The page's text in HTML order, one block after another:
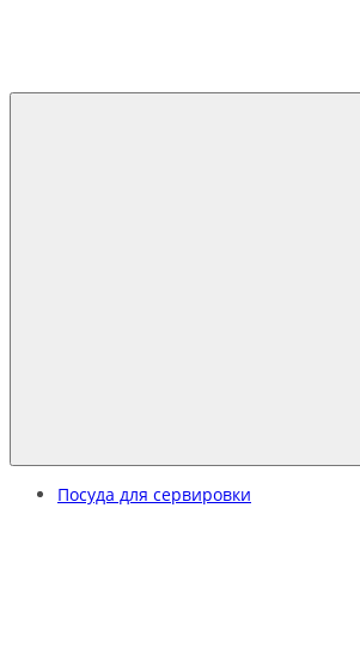
Посуда для сервировки